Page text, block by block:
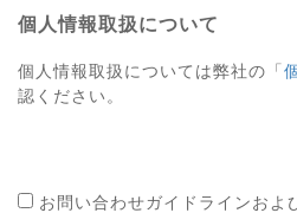
個人情報取扱について
個人情報取扱については弊社の「
認ください。
お問い合わせガイドラインおよ